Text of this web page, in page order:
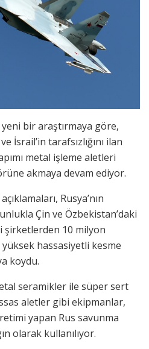
yeni bir araştırmaya göre,
İsrail’in tarafsızlığını ilan
metal işleme aletleri
akmaya devam ediyor.
Rusya’nın
Çin ve Özbekistan’daki
şirketlerden 10 milyon
hassasiyetli kesme
koydu.
seramikler ile süper sert
aletler gibi ekipmanlar,
yapan Rus savunma
olarak kullanılıyor.